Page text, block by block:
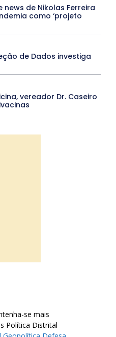
de Nikolas Ferreira
como ‘projeto
de Dados investiga
vereador Dr. Caseiro